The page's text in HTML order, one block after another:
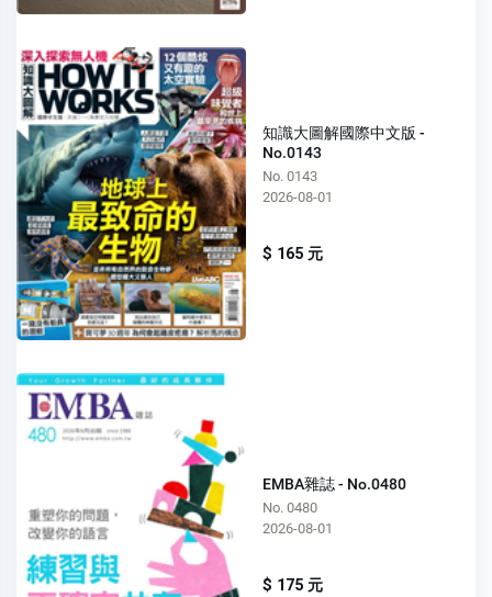
知識大圖解國際中文版 -
No.0143
No. 0143
2026-08-01
$ 165 元
EMBA雜誌 - No.0480
No. 0480
2026-08-01
$ 175 元